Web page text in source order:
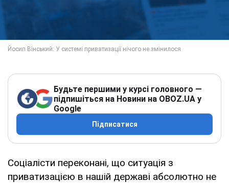
Будьте першими у курсі головного —
підпишіться на Новини на OBOZ.UA у
Google
Підписатися
Соціалісти переконані, що ситуація з
приватизацією в нашій державі абсолютно не